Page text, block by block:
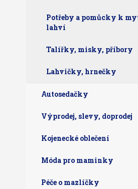
Potřeby a pomůcky k
lahví
Talířky, misky, příbory
Lahvičky, hrnečky
Autosedačky
Výprodej, slevy, doprodej
Kojenecké oblečení
Móda pro maminky
Péče o mazlíčky